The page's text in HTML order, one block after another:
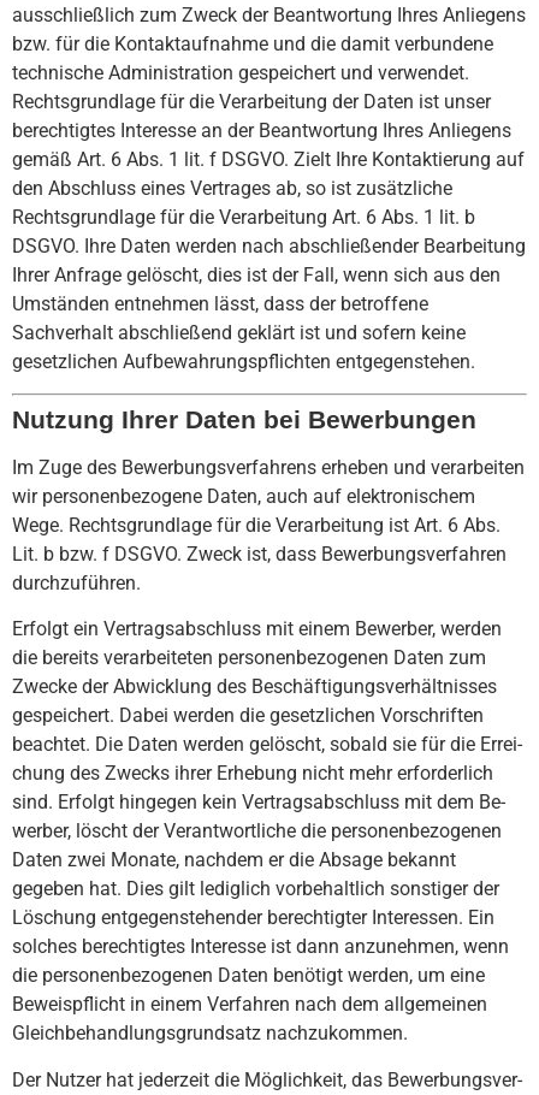
ausschließlich zum Zweck der Beantwortung Ihres Anliegens
bzw. für die Kontaktaufnahme und die damit verbundene
technische Administration gespeichert und verwendet.
Rechtsgrundlage für die Verarbeitung der Daten ist unser
berechtigtes Interesse an der Beantwortung Ihres Anliegens
gemäß Art. 6 Abs. 1 lit. f DSGVO. Zielt Ihre Kontaktierung auf
den Abschluss eines Vertrages ab, so ist zusätzliche
Rechtsgrundlage für die Verarbeitung Art. 6 Abs. 1 lit. b
DSGVO. Ihre Daten werden nach abschließender Bearbeitung
Ihrer Anfrage gelöscht, dies ist der Fall, wenn sich aus den
Umständen entnehmen lässt, dass der betroffene
Sachverhalt abschließend geklärt ist und sofern keine
gesetzlichen Aufbewahrungspflichten entgegenstehen.
Nutzung Ihrer Daten bei Bewerbungen
Im Zuge des Bewerbungs­verfahrens erheben und ver­ar­bei­ten
wir personen­bezogene Daten, auch auf elek­troni­schem
Wege. Rechts­grund­lage für die Verar­bei­tung ist Art. 6 Abs.
Lit. b bzw. f DSGVO. Zweck ist, dass Bewer­bungs­ver­fah­ren
durch­zu­führen.
Erfolgt ein Vertrags­abschluss mit einem Bewerber, werden
die bereits ver­ar­bei­te­ten per­sonen­bezo­genen Daten zum
Zwecke der Abwick­lung des Beschäf­tigungs­ver­hält­nis­ses
gespeichert. Dabei werden die gesetz­lichen Vor­schrif­ten
beachtet. Die Daten werden gelöscht, sobald sie für die Er­rei­
chung des Zwecks ihrer Erhe­bung nicht mehr erfor­der­lich
sind. Erfolgt hingegen kein Ver­trags­ab­schluss mit dem Be­
wer­ber, löscht der Ver­ant­wort­liche die per­sonen­bezo­genen
Daten zwei Monate, nachdem er die Absage bekannt
gegeben hat. Dies gilt ledig­lich vorbe­halt­lich sons­tiger der
Löschung ent­gegen­stehen­der berech­tigter Inter­essen. Ein
solches berech­tigtes Inter­esse ist dann anzu­nehmen, wenn
die per­sonen­bezo­genen Daten benö­tigt werden, um eine
Beweis­pflicht in einem Ver­fah­ren nach dem allge­mei­nen
Gleich­behand­lungs­grund­satz nach­zu­kommen.
Der Nutzer hat jederzeit die Mög­lich­keit, das Bewer­bungs­ver­